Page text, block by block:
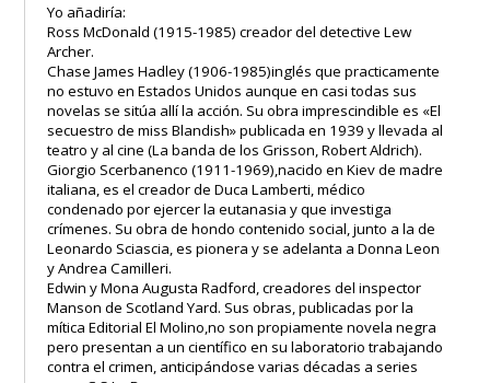
Yo añadiría:
Ross McDonald (1915-1985) creador del detective Lew
Archer.
Chase James Hadley (1906-1985)inglés que practicamente
no estuvo en Estados Unidos aunque en casi todas sus
novelas se sitúa allí la acción. Su obra imprescindible es «El
secuestro de miss Blandish» publicada en 1939 y llevada al
teatro y al cine (La banda de los Grisson, Robert Aldrich).
Giorgio Scerbanenco (1911-1969),nacido en Kiev de madre
italiana, es el creador de Duca Lamberti, médico
condenado por ejercer la eutanasia y que investiga
crímenes. Su obra de hondo contenido social, junto a la de
Leonardo Sciascia, es pionera y se adelanta a Donna Leon
y Andrea Camilleri.
Edwin y Mona Augusta Radford, creadores del inspector
Manson de Scotland Yard. Sus obras, publicadas por la
mítica Editorial El Molino,no son propiamente novela negra
pero presentan a un científico en su laboratorio trabajando
contra el crimen, anticipándose varias décadas a series